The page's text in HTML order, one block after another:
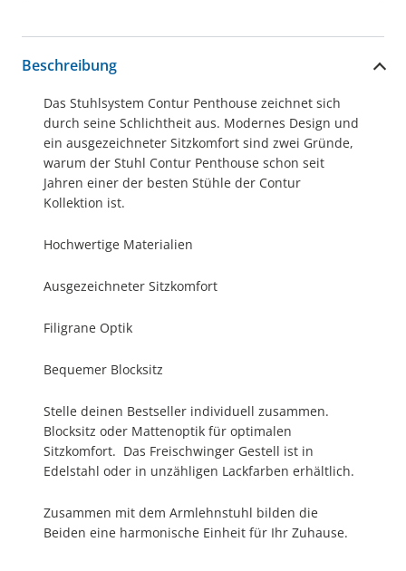
Beschreibung
Das Stuhlsystem Contur Penthouse zeichnet sich
durch seine Schlichtheit aus. Modernes Design und
ein ausgezeichneter Sitzkomfort sind zwei Gründe,
warum der Stuhl Contur Penthouse schon seit
Jahren einer der besten Stühle der Contur
Kollektion ist.
Hochwertige Materialien
Ausgezeichneter Sitzkomfort
Filigrane Optik
Bequemer Blocksitz
Stelle deinen Bestseller individuell zusammen.
Blocksitz oder Mattenoptik für optimalen
Sitzkomfort. Das Freischwinger Gestell ist in
Edelstahl oder in unzähligen Lackfarben erhältlich.
Zusammen mit dem Armlehnstuhl bilden die
Beiden eine harmonische Einheit für Ihr Zuhause.